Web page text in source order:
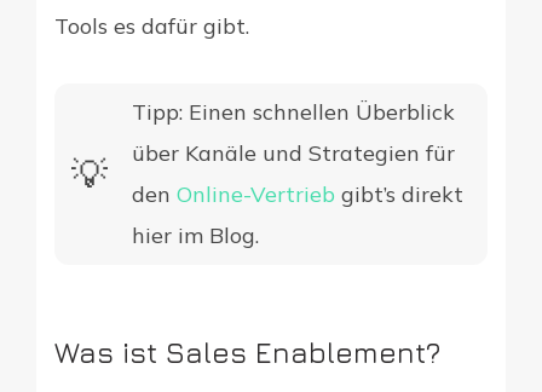
Tools es dafür gibt.
💡​
Tipp: Einen schnellen Überblick
über Kanäle und Strategien für
denOnline-Vertrieb gibt’s direkt
hier im Blog.
Was ist Sales Enablement?